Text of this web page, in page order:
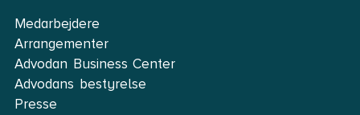
Medarbejdere
Arrangementer
Advodan Business Center
Advodans bestyrelse
Presse